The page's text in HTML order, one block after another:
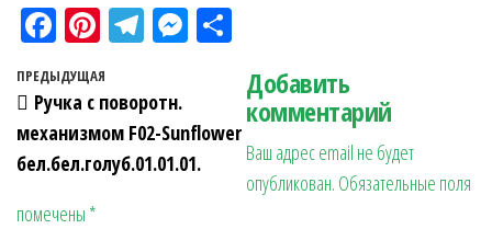
Fa
ce
bo
ok
Pi
nt
er
es
t
Te
gr
a
m
M
n
ge
ра
в
ит
ь
Навигация по записям
Предыдущая запись
ПРЕДЫДУЩАЯ
Ручка с поворотн.
механизмом F02-Sunflower
бел.бел.голуб.01.01.01.
Добавить
комментарий
Ваш адрес email не будет
опубликован. Обязательные поля
помечены *